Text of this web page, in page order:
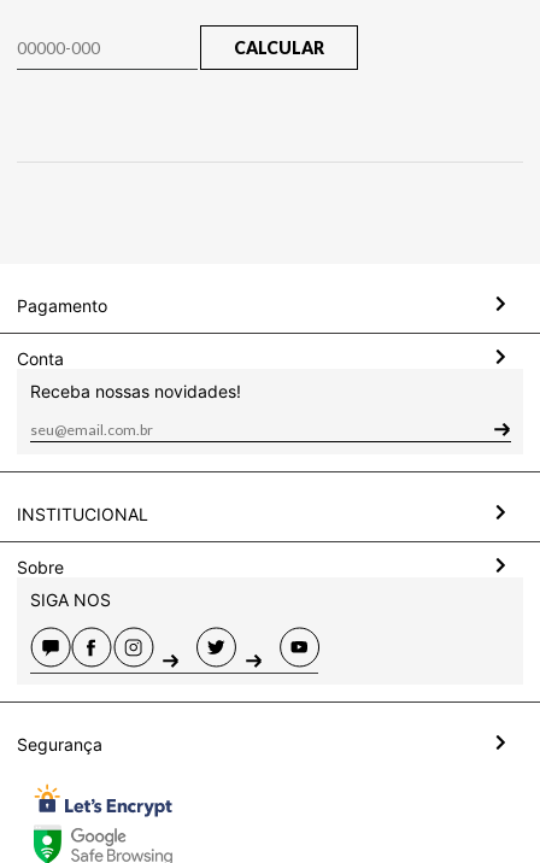
CALCULAR
Pagamento
Conta
Receba nossas novidades!
INSTITUCIONAL
Sobre
SIGA NOS
Segurança